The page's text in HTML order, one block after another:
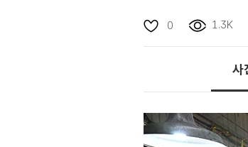
0 1.3K
사